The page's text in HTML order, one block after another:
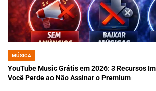
POSTED
IN
MÚSICA
YouTube Music Grátis em 2026: 3 Recursos
Você Perde ao Não Assinar o Premium